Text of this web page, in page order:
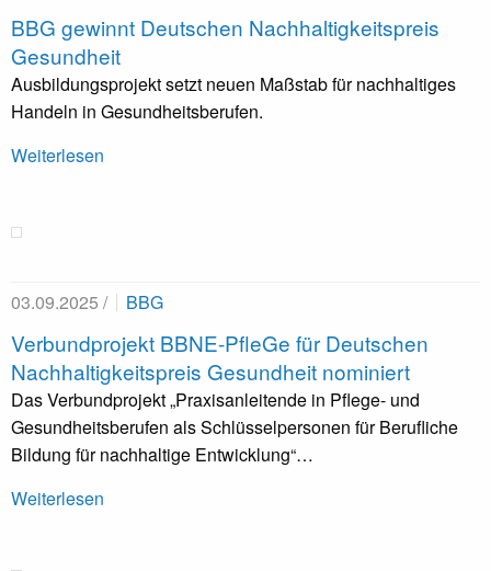
BBG gewinnt Deutschen Nachhaltigkeitspreis
Gesundheit
Ausbildungsprojekt setzt neuen Maßstab für nachhaltiges
Handeln in Gesundheitsberufen.
Weiterlesen
03.09.2025 / BBG
Verbundprojekt BBNE-PfleGe für Deutschen
Nachhaltigkeitspreis Gesundheit nominiert
Das Verbundprojekt „Praxisanleitende in Pflege- und
Gesundheitsberufen als Schlüsselpersonen für Berufliche
Bildung für nachhaltige Entwicklung“…
Weiterlesen